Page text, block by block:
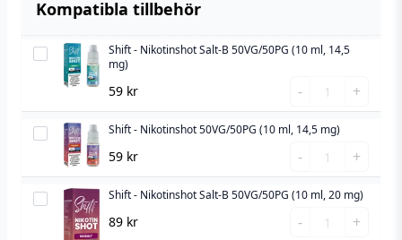
Kompatibla tillbehör
Shift
Nikotinshot
Salt-
B
50VG/50PG
(10
ml,
Shift - Nikotinshot Salt-B 50VG/50PG (10 ml, 14,5
mg)
59 kr -
Shift
-
Nikotinshot
Salt-
B
50VG/50PG
(10
+
Shift
Nikotinshot
50VG/50PG
Shift - Nikotinshot 50VG/50PG (10 ml, 14,5 mg)
59 kr -
Shift
-
Nikotinshot
50VG/50PG
+
Shift
Shift - Nikotinshot Salt-B 50VG/50PG (10 ml, 20 mg)
89 kr -
Shift
+